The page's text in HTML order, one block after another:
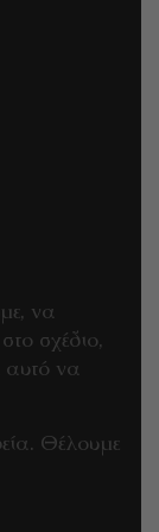
να
σχέδιο,
αυτό να
Θέλουμε